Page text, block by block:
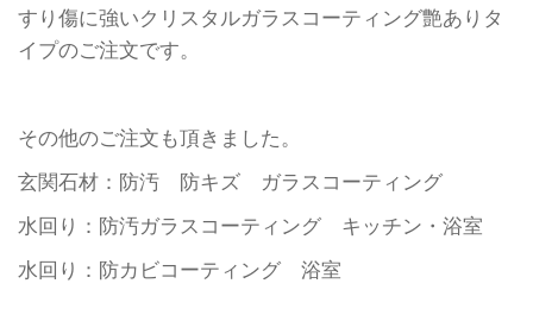
すり傷に強いクリスタルガラスコーティング艶ありタ
イプのご注文です。
その他のご注文も頂きました。
玄関石材：防汚 防キズ ガラスコーティング
水回り：防汚ガラスコーティング キッチン・浴室
水回り：防カビコーティング 浴室